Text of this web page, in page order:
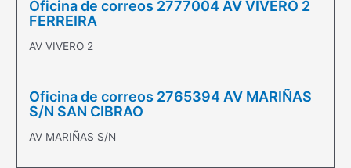
Oficina de correos 2777004 AV VIVERO 2
FERREIRA
AV VIVERO 2
Oficina de correos 2765394 AV MARIÑAS
S/N SAN CIBRAO
AV MARIÑAS S/N